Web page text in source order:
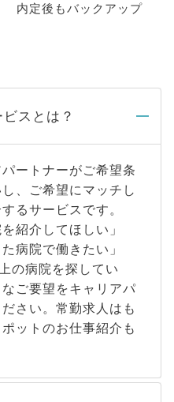
内定後もバックアップ
スとは？
ートナーがご希望条
、ご希望にマッチし
るサービスです。
紹介してほしい」
病院で働きたい」
の病院を探してい
ご要望をキャリアパ
さい。常勤求人はも
ットのお仕事紹介も